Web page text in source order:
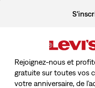
Rejoignez-nous et
gratuite sur toutes vos
votre anniversaire, de